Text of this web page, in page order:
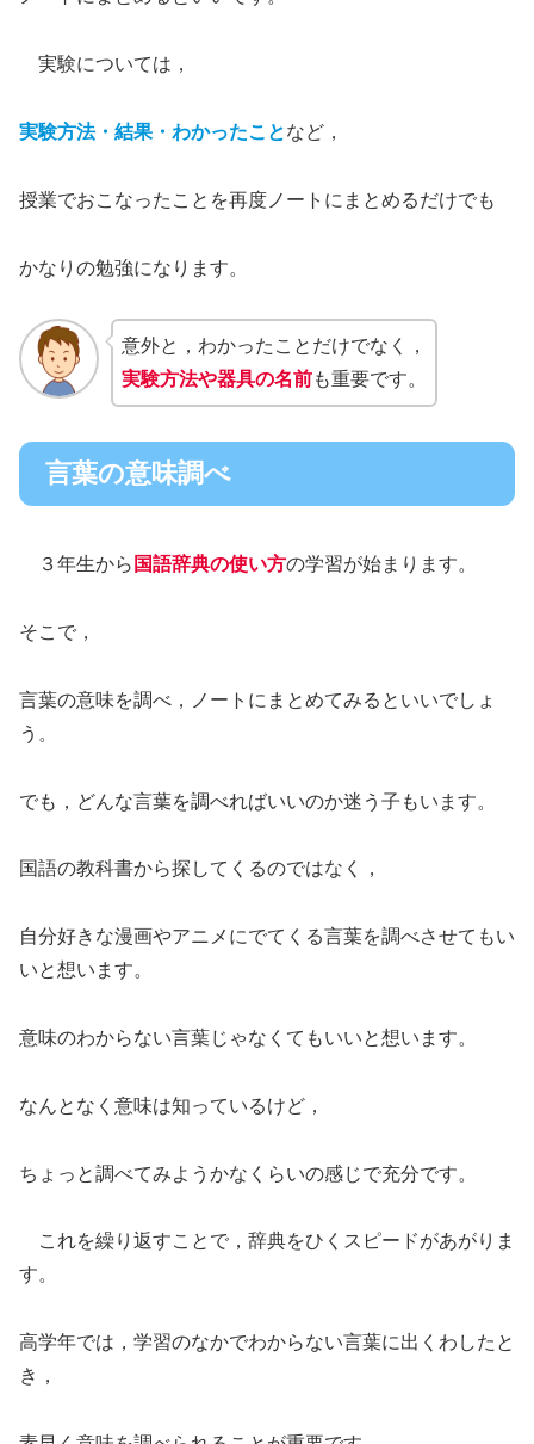
実験については，
実験方法・結果・わかったことなど，
授業でおこなったことを再度ノートにまとめるだけでも
かなりの勉強になります。
意外と，わかったことだけでなく，
実験方法や器具の名前も重要です。
言葉の意味調べ
３年生から 国語辞典の使い方の学習が始まります。
そこで，
言葉の意味を調べ，ノートにまとめてみるといいでしょ
う。
でも，どんな言葉を調べればいいのか迷う子もいます。
国語の教科書から探してくるのではなく，
自分好きな漫画やアニメにでてくる言葉を調べさせてもい
いと想います。
意味のわからない言葉じゃなくてもいいと想います。
なんとなく意味は知っているけど，
ちょっと調べてみようかなくらいの感じで充分です。
これを繰り返すことで，辞典をひくスピードがあがりま
す。
高学年では，学習のなかでわからない言葉に出くわしたと
き，